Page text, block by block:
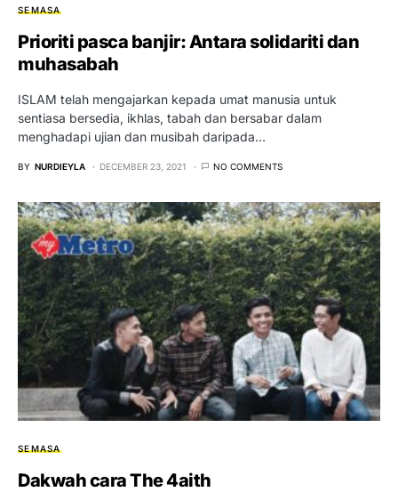
SEMASA
Prioriti pasca banjir: Antara solidariti dan
muhasabah
ISLAM telah mengajarkan kepada umat manusia untuk
sentiasa bersedia, ikhlas, tabah dan bersabar dalam
menghadapi ujian dan musibah daripada…
BY NURDIEYLA DECEMBER 23, 2021 NO COMMENTS
SEMASA
Dakwah cara The 4aith